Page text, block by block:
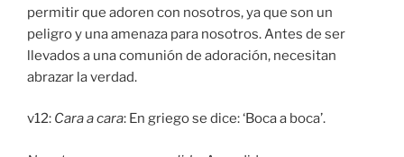
permitir que adoren con nosotros, ya que son un
peligro y una amenaza para nosotros. Antes de ser
llevados a una comunión de adoración, necesitan
abrazar la verdad.
v12: Cara a cara: En griego se dice: ‘Boca a boca’.